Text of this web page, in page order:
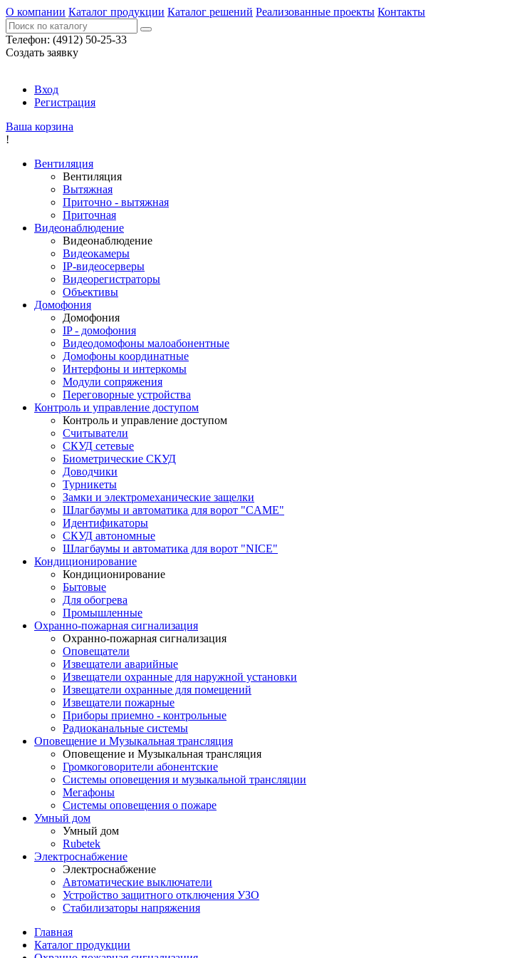
О компании Каталог продукции Каталог решений Реализованные проекты Контакты
Телефон: (4912) 50-25-33
Создать заявку
Вход
Регистрация
Ваша корзина
!
Вентиляция
Вентиляция
Вытяжная
Приточно - вытяжная
Приточная
Видеонаблюдение
Видеонаблюдение
Видеокамеры
IP-видеосерверы
Видеорегистраторы
Объективы
Домофония
Домофония
IP - домофония
Видеодомофоны малоабонентные
Домофоны координатные
Интерфоны и интеркомы
Модули сопряжения
Переговорные устройства
Контроль и управление доступом
Контроль и управление доступом
Считыватели
СКУД сетевые
Биометрические СКУД
Доводчики
Турникеты
Замки и электромеханические защелки
Шлагбаумы и автоматика для ворот "CAME"
Идентификаторы
СКУД автономные
Шлагбаумы и автоматика для ворот "NICE"
Кондиционирование
Кондиционирование
Бытовые
Для обогрева
Промышленные
Охранно-пожарная сигнализация
Охранно-пожарная сигнализация
Оповещатели
Извещатели аварийные
Извещатели охранные для наружной установки
Извещатели охранные для помещений
Извещатели пожарные
Приборы приемно - контрольные
Радиоканальные системы
Оповещение и Музыкальная трансляция
Оповещение и Музыкальная трансляция
Громкоговорители абонентские
Системы оповещения и музыкальной трансляции
Мегафоны
Системы оповещения о пожаре
Умный дом
Умный дом
Rubetek
Электроснабжение
Электроснабжение
Автоматические выключатели
Устройство защитного отключения УЗО
Стабилизаторы напряжения
Главная
Каталог продукции